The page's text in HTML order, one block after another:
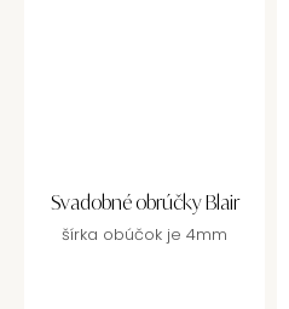
Svadobné obrúčky Blair
šírka obúčok je 4mm